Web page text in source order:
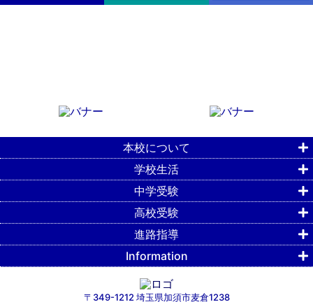
〒349-1212 埼玉県加須市麦倉1238
本校について
学校生活
中学受験
高校受験
進路指導
Information